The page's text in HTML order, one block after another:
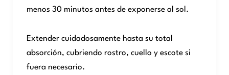
menos 30 minutos antes de exponerse al sol.
Extender cuidadosamente hasta su total
absorción, cubriendo rostro, cuello y escote si
fuera necesario.